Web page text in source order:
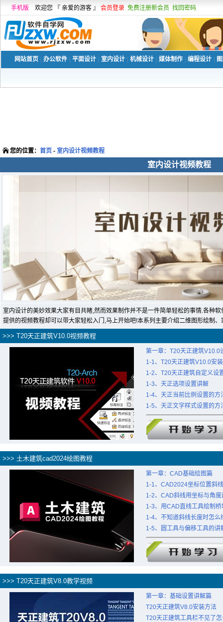
手机版 欢迎您 『 亲爱的游客 』 会员登录 免费注册新会员 找回密码
网站首页 办公软件 平面设计 室内设计 机械设计 媒体制作 编程设计
您的位置： 首页 - 室内设计视频教程
室内设计视频教程
室内设计的美妙效果大家有目共睹,然而效果制作并不是一件简单轻松的事情.各种
提供的视频教程却可以带大家轻松入门,马上开始吧!本系列主要介绍二维图形绘制
>>> T20天正建筑V10.0视频教程
第一章：T20天正建筑V10.0
1-1、T20天正建筑V10.0安
1-2、T20天正建筑自定义设
1-3、天正选项设置讲解
1-4、天正当前比例设置的方
1-5、天正文字样式设置的方
>>> 土木建筑cad2024绘图教程
第一章：CAD基础绘图篇
1-1、CAD2024坐标位置斜
1-2、CAD斜线用坐标与角
1-3、用CAD直线工具绘制桥
1-4、不知道斜线长度时怎么
1-5、圆工具与偏移工具的讲
>>> T20天正建筑V8.0教学视频
第一章：基础设置讲解篇
T20天正建筑V8.0安装方法
T20天正建筑工具栏不见了